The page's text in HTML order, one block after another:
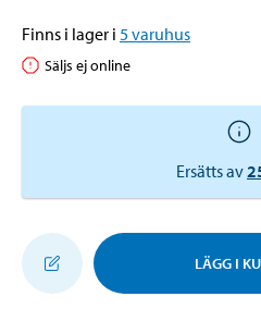
Finns i lager i 5varuhus
Säljs ej online
Ersätts av
LÄGG I